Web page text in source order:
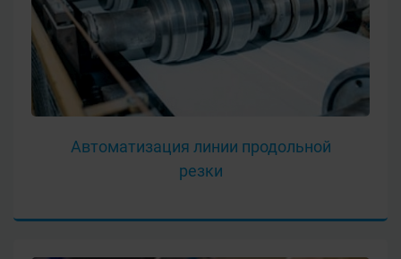
Автоматизация линии продольной
резки